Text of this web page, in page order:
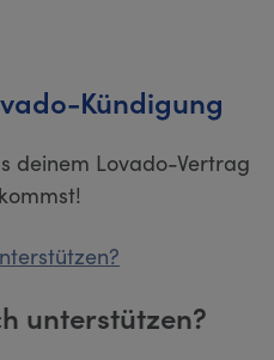
Kündigung
deinem Lovado-Vertrag
unterstützen?